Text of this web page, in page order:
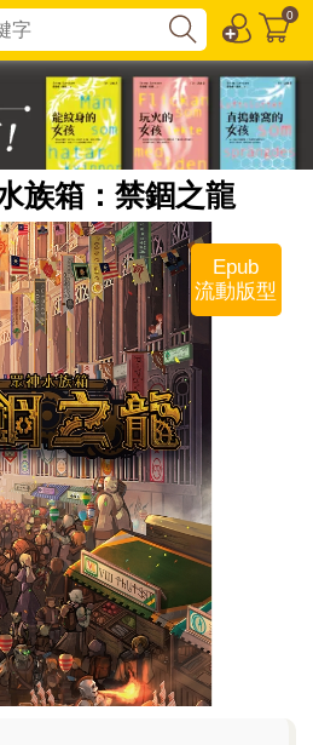
0
族箱：禁錮之龍
Epub
流動版型